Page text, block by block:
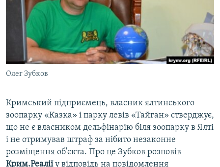
ДЕПОРТАЦІЯ
ВІДЕОУРОКИ «ELIFBE»
СВІДЧЕННЯ ОКУПАЦІЇ
УКРАЇНСЬКА ПРОБЛЕМА КРИМУ
ІНФОГРАФІКА
ЯК ОБІЙТИ БЛОКУВАННЯ
Русский
Qırımtatar
ДОЛУЧАЙСЯ!
Усі сайти RFE/RL
Олег Зубков
Кримський підприємець, власник ялтинського
зоопарку «Казка» і парку левів «Тайган» стверджує,
що не є власником дельфінарію біля зоопарку в Ялті
і не отримував штраф за нібито незаконне
розміщення об'єкта. Про це Зубков розповів
Крим.Реаліїу відповідь на повідомлення